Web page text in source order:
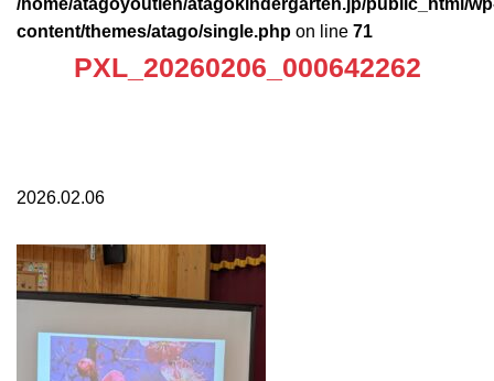
/home/atagoyoutien/atagokindergarten.jp/public_html/
content/themes/atago/single.php on line 71
PXL_20260206_000642262
2026.02.06